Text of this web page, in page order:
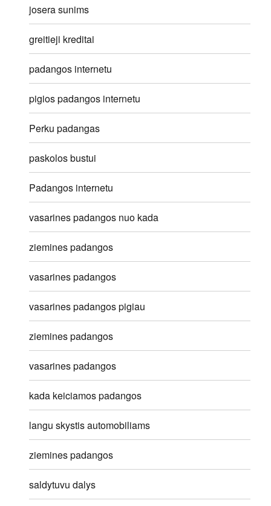
josera sunims
greitieji kreditai
padangos internetu
pigios padangos internetu
Perku padangas
paskolos bustui
Padangos internetu
vasarines padangos nuo kada
ziemines padangos
vasarines padangos
vasarines padangos pigiau
ziemines padangos
vasarines padangos
kada keiciamos padangos
langu skystis automobiliams
ziemines padangos
saldytuvu dalys